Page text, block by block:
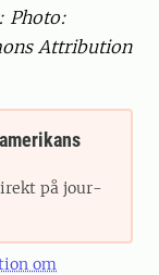
Photo:
Attribution
på jour-
om